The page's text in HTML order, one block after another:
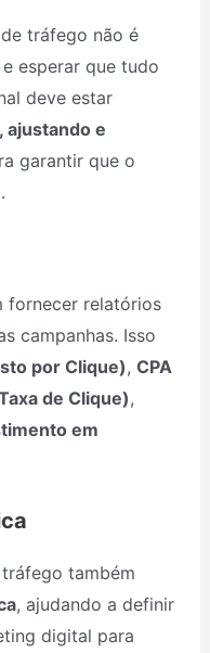
tráfego não é
esperar que tudo
deve estar
ajustando e
garantir que o
fornecer relatórios
campanhas. Isso
por Clique), CPA
de Clique),
em
também
, ajudando a definir
digital para